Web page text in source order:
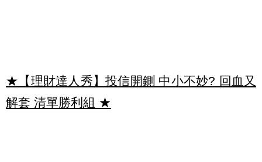
★【理財達人秀】投信開鍘 中小不妙? 回血又
解套 清單勝利組 ★